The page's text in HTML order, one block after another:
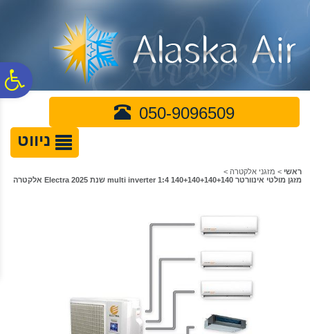
נגישות
המרכזי
050-9096509
ניווט
ראשי > מזגני אלקטרה >
מזגן מולטי אינוורטר multi inverter 1:4 140+140+140+140 שנת 2025 Electra אלקטרה